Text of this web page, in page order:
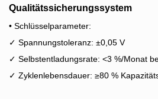
Qualitätssicherungssystem
• Schlüsselparameter:
✓ Spannungstoleranz: ±0,05 V
✓ Selbstentladungsrate: <3 %/Monat
✓ Zyklenlebensdauer: ≥80 %